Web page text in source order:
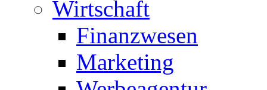
Wirtschaft
Finanzwesen
Marketing